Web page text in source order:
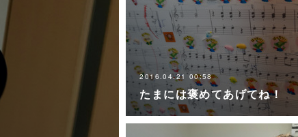
2016.04.21 00:58
たまには褒めてあげてね！